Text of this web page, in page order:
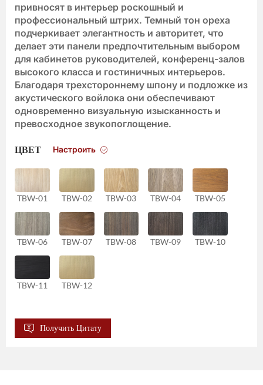
привносят в интерьер роскошный и
профессиональный штрих. Темный тон ореха
подчеркивает элегантность и авторитет, что
делает эти панели предпочтительным выбором
для кабинетов руководителей, конференц-залов
высокого класса и гостиничных интерьеров.
Благодаря трехстороннему шпону и подложке из
акустического войлока они обеспечивают
одновременно визуальную изысканность и
превосходное звукопоглощение.
ЦВЕТ Настроить
TBW-01 TBW-02 TBW-03 TBW-04 TBW-05
TBW-06 TBW-07 TBW-08 TBW-09 TBW-10
TBW-11 TBW-12
Получить Цитату